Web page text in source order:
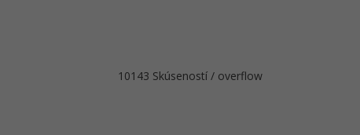
10143 Skúseností / overflow